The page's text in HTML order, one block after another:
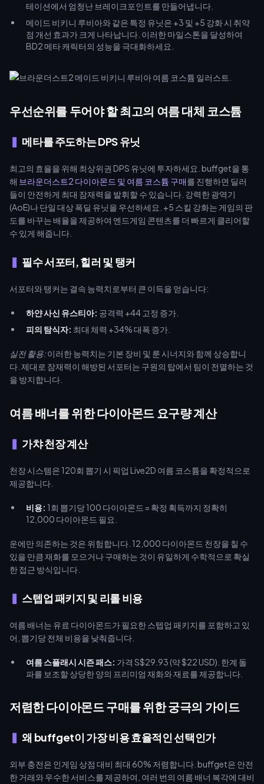
테이션에서 엄청난 브레이크포인트를 만들어냅니다.
메이드 비키니 루비아와 같은 특정 유닛은 +3 및 +5 강화 시 취약
점 개선 효과가 크게 나타납니다. 이러한 마일스톤을 달성하여
BD2 메타 캐릭터의 성능을 극대화하세요.
우선순위를 두어야 할 최고의 여름 대체 코스튬
메타를 주도하는 DPS 유닛
최고의 효율을 위해 최상위권 DPS 유닛에 투자하세요. buffget을 통
해 브라운더스트2 다이아몬드 및 여름 코스튬 구매를 진행하면 딜러
들이 안전하게 최대 잠재력을 발휘할 수 있습니다. 강력한 광역기
(AoE)나 단일 대상 폭딜 유닛을 우선하세요. +5 스킬 강화는 게임의 판
도를 바꾸는 배율을 제공하여 엔드게임 콘텐츠를 더 빠르게 클리어할
수 있게 해줍니다.
필수 서포터, 힐러 및 탱커
서포터와 탱커는 결속 능력치로부터 큰 이득을 얻습니다:
하얀 사신 유스티아: 공격력 +44 고정 증가.
피의 탐식자: 최대 체력 +34% 대폭 증가.
실전 활용:이러한 능력치는 기본 장비 및 룬 시너지와 함께 상승합니
다. 제대로 잠재력이 해방된 서포터는 구원의 탑에서 팀이 전멸하는 것
을 방지합니다.
여름 배너를 위한 다이아몬드 요구량 계산
가챠 천장 계산
천장 시스템은 120회 뽑기 시 픽업 Live2D 여름 코스튬을 확정적으로
제공합니다.
비용: 1회 뽑기당 100 다이아몬드 = 확정 획득까지 정확히
12,000 다이아몬드 필요.
운에만 의존하는 것은 위험합니다. 12,000 다이아몬드 천장을 칠 수
있을 만큼 재화를 모으거나 구매하는 것이 유일하게 수학적으로 확실
한 접근 방식입니다.
스텝업 패키지 및 리롤 비용
여름 배너는 유료 다이아몬드가 필요한 스텝업 패키지를 포함하고 있
어, 뽑기당 전체 비용을 낮춰줍니다.
여름 스플래시 시즌 패스: 가격 S$29.93 (약 $22 USD). 한계 돌
파를 보조할 상당한 양의 프리미엄 재화와 재료를 제공합니다.
저렴한 다이아몬드 구매를 위한 궁극의 가이드
왜 buffget이 가장 비용 효율적인 선택인가
외부 충전은 인게임 상점 대비 최대 60% 저렴합니다. buffget은 안전
한 거래와 우수한 서비스를 제공하여, 여러 번의 여름 배너 복각에 대비